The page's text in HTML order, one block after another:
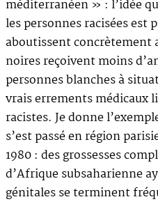
méditerranéen » : l’idée
les personnes racisées est
aboutissent concrètement
noires reçoivent moins
personnes blanches à
vrais errements médicaux
racistes. Je donne
s’est passé en région
1980 : des grossesses
d’Afrique subsaharienne
génitales se terminent